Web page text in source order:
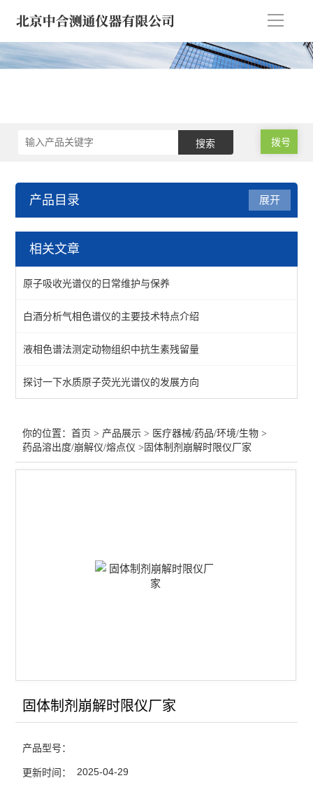
导
拨号
产品目录
医疗器械/药品/环境/生物
医疗器械水分测定仪
查看全部 >>
展开
相关文章
原子吸收光谱仪的日常维护与保养
白酒分析气相色谱仪的主要技术特点介绍
液相色谱法测定动物组织中抗生素残留量
探讨一下水质原子荧光光谱仪的发展方向
你的位置：首页 > 产品展示 > 医疗器械/药品/环境/生物 >
药品溶出度/崩解仪/熔点仪 >固体制剂崩解时限仪厂家
固体制剂崩解时限仪厂家
产品型号：
更新时间： 2025-04-29